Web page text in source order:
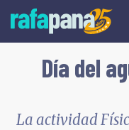
Día del
La actividad